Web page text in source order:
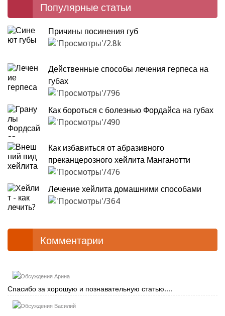
Популярные статьи
Причины посинения губ
2.8k
Действенные способы лечения герпеса на
губах
796
Как бороться с болезнью Фордайса на губах
490
Как избавиться от абразивного
преканцерозного хейлита Манганотти
476
Лечение хейлита домашними способами
364
Комментарии
Арина
Спасибо за хорошую и познавательную статью....
Василий